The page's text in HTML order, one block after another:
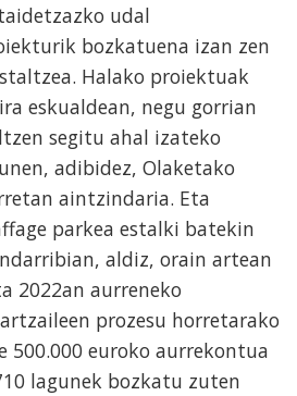
udal
bozkatuena izan zen
Halako proiektuak
eskualdean, negu gorrian
segitu ahal izateko
adibidez, Olaketako
aintzindaria. Eta
parkea estalki batekin
aldiz, orain artean
2022an aurreneko
prozesu horretarako
500.000 euroko aurrekontua
lagunek bozkatu zuten